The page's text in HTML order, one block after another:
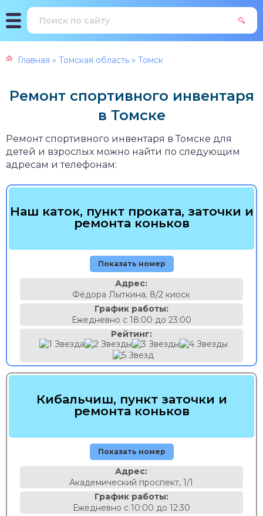
Главная » Томская область » Томск
Ремонт спортивного инвентаря
в Томске
Ремонт спортивного инвентаря в Томске для
детей и взрослых можно найти по следующим
адресам и телефонам:
Наш каток, пункт проката, заточки и
ремонта коньков
Показать номер
Адрес:
Фёдора Лыткина, 8/2 киоск
График работы:
Ежедневно с 18:00 до 23:00
Рейтинг:
Кибальчиш, пункт заточки и
ремонта коньков
Показать номер
Адрес:
Академический проспект, 1/1
График работы:
Ежедневно с 10:00 до 12:30